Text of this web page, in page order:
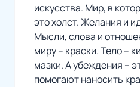
искусства. Мир, в
это холст. Желания и
Мысли, слова и
миру – краски. Тело –
мазки. А убеждения –
помогают наносить